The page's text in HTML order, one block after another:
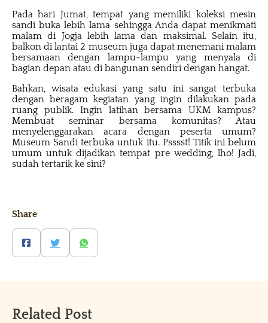
Share
Pada hari Jumat, tempat yang memiliki koleksi mesin
sandi buka lebih lama sehingga Anda dapat menikmati
malam di Jogja lebih lama dan maksimal. Selain itu,
balkon di lantai 2 museum juga dapat menemani malam
bersamaan dengan lampu-lampu yang menyala di
bagian depan atau di bangunan sendiri dengan hangat.
Bahkan, wisata edukasi yang satu ini sangat terbuka
dengan beragam kegiatan yang ingin dilakukan pada
ruang publik. Ingin latihan bersama UKM kampus?
Membuat seminar bersama komunitas? Atau
menyelenggarakan acara dengan peserta umum?
Museum Sandi terbuka untuk itu. Psssst! Titik ini belum
umum untuk dijadikan tempat pre wedding, lho! Jadi,
sudah tertarik ke sini?
Related Post